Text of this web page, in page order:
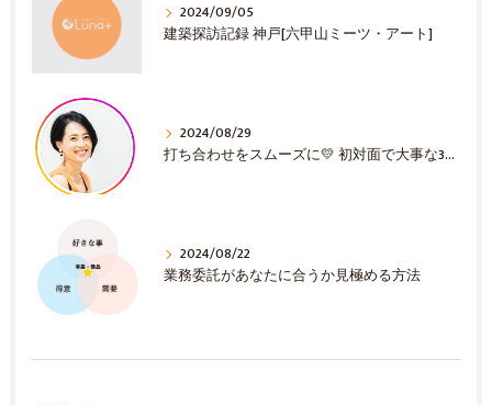
2024/09/05
建築探訪記録 神戸[六甲山ミーツ・アート]
2024/08/29
打ち合わせをスムーズに💛 初対面で大事な3選！
2024/08/22
業務委託があなたに合うか見極める方法